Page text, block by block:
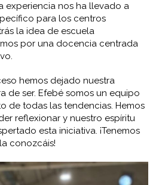
experiencia nos ha llevado a
para los centros
la idea de escuela
por una docencia centrada
hemos dejado nuestra
de ser. Efebé somos un equipo
de todas las tendencias. Hemos
reflexionar y nuestro espíritu
esta iniciativa. ¡Tenemos
conozcáis!